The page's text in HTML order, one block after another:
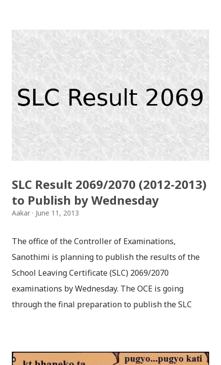
Online 1) Link1: SLC Result 2069 Regular . pdf
Link2: SLC Result 2069 Regular . txt 2) Link1: SLC
Result 2069 Exempted . pdf Link2: SLC Result 2069
Exempted . txt 3) Distinction : SLC Result 2069 . txt
First Div : SLC Result 2069 . txt Second Div : SLC
Result 2069 . txt Third Div: SLC Result 2069 . txt
Withheld . txt How to check SLC Result ? #
Download/Click above Files/Links # Open File and
Press Ctrl+F # Box will appear, Insert your symbol
the Office of the Controller of the examination ...
SLC Result 2069/2070 (2012-2013)
to Publish by Wednesday
Aakar June 11, 2013
The office of the Controller of Examinations,
Sanothimi is planning to publish the results of the
School Leaving Certificate (SLC) 2069/2070
examinations by Wednesday. The OCE is going
through the final preparation to publish the SLC
which is being proofread. According to Deputy